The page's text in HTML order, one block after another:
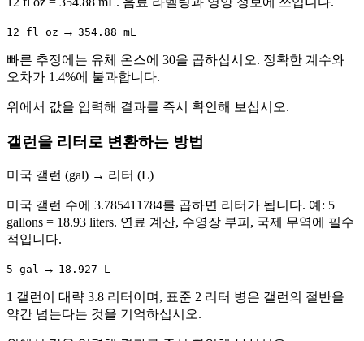
12 fl oz → 354.88 mL
빠른 추정에는 유체 온스에 30을 곱하십시오. 정확한 계수와
오차가 1.4%에 불과합니다.
위에서 값을 입력해 결과를 즉시 확인해 보십시오.
갤런을 리터로 변환하는 방법
미국 갤런 (gal) → 리터 (L)
미국 갤런 수에 3.785411784를 곱하면 리터가 됩니다. 예: 5
gallons = 18.93 liters. 연료 계산, 수영장 부피, 국제 무역에 필수
적입니다.
5 gal → 18.927 L
1 갤런이 대략 3.8 리터이며, 표준 2 리터 병은 갤런의 절반을
약간 넘는다는 것을 기억하십시오.